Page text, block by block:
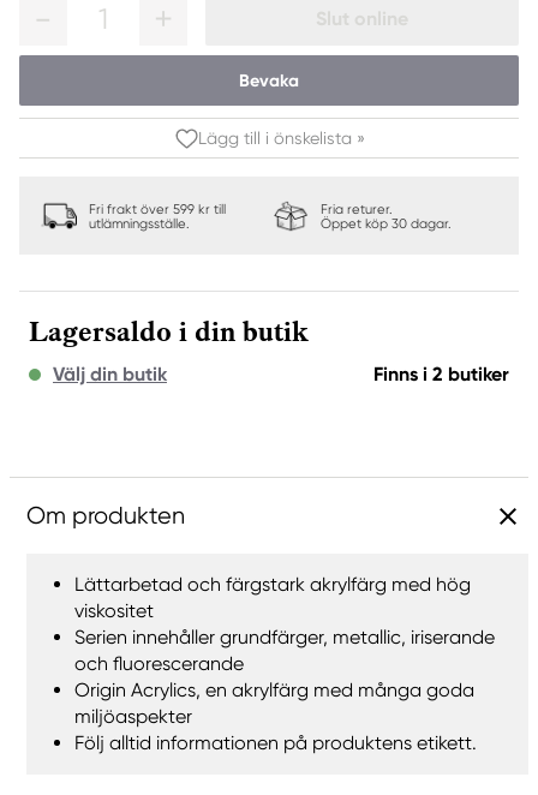
1 Slut online
Bevaka
Lägg till i önskelista »
Fri frakt över 599 kr till
utlämningsställe.
Fria returer.
Öppet köp 30 dagar.
Lagersaldo i din butik
Välj din butik Finns i 2 butiker
Om produkten
Lättarbetad och färgstark akrylfärg med hög
viskositet
Serien innehåller grundfärger, metallic, iriserande
och fluorescerande
Origin Acrylics, en akrylfärg med många goda
miljöaspekter
Följ alltid informationen på produktens etikett.